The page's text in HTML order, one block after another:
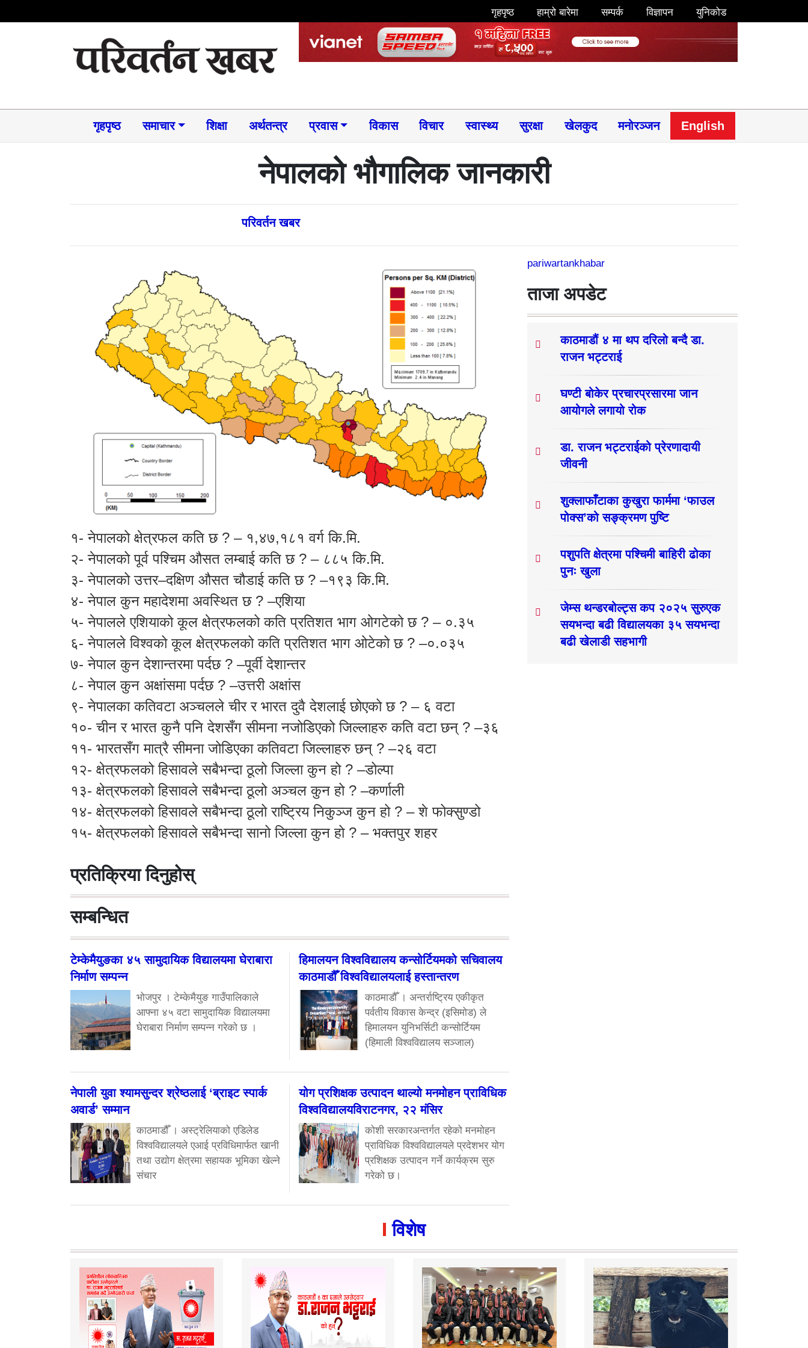
गृहपृष्ठ हाम्रो बारेमा सम्पर्क विज्ञापन युनिकोड
गृहपृष्ठ समाचार​ शिक्षा अर्थतन्त्र प्रवास विकास विचार स्वास्थ्य सुरक्षा खेलकुद मनोरञ्जन English
नेपालको भौगालिक जानकारी
परिवर्तन खबर
१- नेपालको क्षेत्रफल कति छ ? – १,४७,१८१ वर्ग कि.मि.
२- नेपालको पूर्व पश्चिम औसत लम्बाई कति छ ? – ८८५ कि.मि.
३- नेपालको उत्तर–दक्षिण औसत चौडाई कति छ ? –१९३ कि.मि.
४- नेपाल कुन महादेशमा अवस्थित छ ? –एशिया
५- नेपालले एशियाको कूल क्षेत्रफलको कति प्रतिशत भाग ओगटेको छ ? – ०.३५
६- नेपालले विश्वको कूल क्षेत्रफलको कति प्रतिशत भाग ओटेको छ ? –०.०३५
७- नेपाल कुन देशान्तरमा पर्दछ ? –पूर्वी देशान्तर
८- नेपाल कुन अक्षांसमा पर्दछ ? –उत्तरी अक्षांस
९- नेपालका कतिवटा अञ्चलले चीर र भारत दुवै देशलाई छोएको छ ? – ६ वटा
१०- चीन र भारत कुनै पनि देशसँग सीमना नजोडिएको जिल्लाहरु कति वटा छन् ? –३६
११- भारतसँग मात्रै सीमना जोडिएका कतिवटा जिल्लाहरु छन् ? –२६ वटा
१२- क्षेत्रफलको हिसावले सबैभन्दा ठूलो जिल्ला कुन हो ? –डोल्पा
१३- क्षेत्रफलको हिसावले सबैभन्दा ठूलो अञ्चल कुन हो ? –कर्णाली
१४- क्षेत्रफलको हिसावले सबैभन्दा ठूलो राष्ट्रिय निकुञ्ज कुन हो ? – शे फोक्सुण्डो
१५- क्षेत्रफलको हिसावले सबैभन्दा सानो जिल्ला कुन हो ? – भक्तपुर शहर
प्रतिक्रिया दिनुहोस्
सम्बन्धित
टेम्केमैयुङका ४५ सामुदायिक विद्यालयमा घेराबारा
निर्माण सम्पन्न
भोजपुर । टेम्केमैयुङ गाउँपालिकाले
आफ्ना ४५ वटा सामुदायिक विद्यालयमा
घेराबारा निर्माण सम्पन्न गरेको छ ।
हिमालयन विश्वविद्यालय कन्सोर्टियमको सचिवालय
काठमाडौँ विश्वविद्यालयलाई हस्तान्तरण
काठमाडौँ । अन्तर्राष्ट्रिय एकीकृत
पर्वतीय विकास केन्द्र (इसिमोड) ले
हिमालयन युनिभर्सिटी कन्सोर्टियम
(हिमाली विश्वविद्यालय सञ्जाल)
नेपाली युवा श्यामसुन्दर श्रेष्ठलाई ‘ब्राइट स्पार्क
अवार्ड’ सम्मान
काठमाडौँ । अस्ट्रेलियाको एडिलेड
विश्वविद्यालयले एआई प्रविधिमार्फत खानी
तथा उद्योग क्षेत्रमा सहायक भूमिका खेल्ने
संचार
योग प्रशिक्षक उत्पादन थाल्यो मनमोहन प्राविधिक
विश्वविद्यालयविराटनगर, २२ मंसिर
कोशी सरकारअन्तर्गत रहेको मनमोहन
प्राविधिक विश्वविद्यालयले प्रदेशभर योग
प्रशिक्षक उत्पादन गर्ने कार्यक्रम सुरु
गरेको छ।
pariwartankhabar
ताजा अपडेट
काठमाडौं ४ मा थप दरिलो बन्दै डा.
राजन भट्टराई
घण्टी बोकेर प्रचारप्रसारमा जान
आयोगले लगायो रोक
डा. राजन भट्टराईको प्रेरणादायी
जीवनी
शुक्लाफाँटाका कुखुरा फार्ममा ‘फाउल
पोक्स’को सङ्क्रमण पुष्टि
पशुपति क्षेत्रमा पश्चिमी बाहिरी ढोका
पुनः खुला
जेम्स थन्डरबोल्ट्स कप २०२५ सुरुएक
सयभन्दा बढी विद्यालयका ३५ सयभन्दा
बढी खेलाडी सहभागी
विशेष